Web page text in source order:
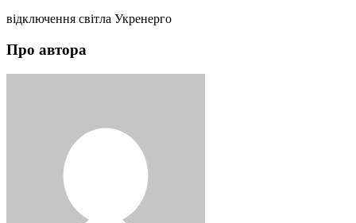
відключення світла Укренерго
Про автора